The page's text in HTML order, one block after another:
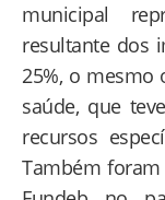
municipal
resultante dos
25%, o mesmo
saúde, que
recursos
Também